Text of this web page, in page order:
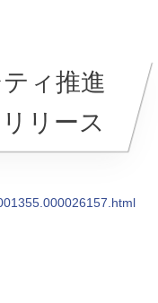
ィ推進
リース